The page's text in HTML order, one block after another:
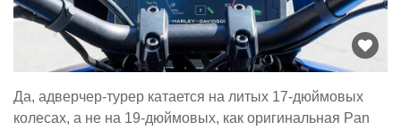
Да, адверчер-турер катается на литых 17-дюймовых
колесах, а не на 19-дюймовых, как оригинальная Pan